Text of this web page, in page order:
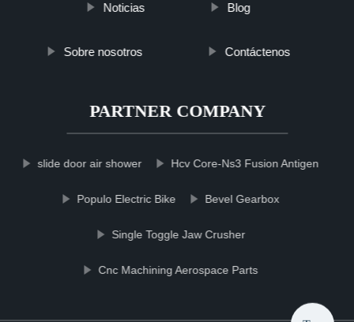
Noticias Blog
Sobre nosotros Contáctenos
PARTNER COMPANY
slide door air shower Hcv Core-Ns3 Fusion Antigen
Populo Electric Bike Bevel Gearbox
Single Toggle Jaw Crusher
Cnc Machining Aerospace Parts